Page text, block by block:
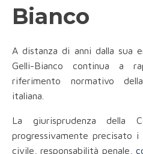
Bianco
A distanza di anni dalla sua
Gelli-Bianco continua a
riferimento normativo
italiana.
La giurisprudenza della
progressivamente precisato
civile, responsabilità penale,